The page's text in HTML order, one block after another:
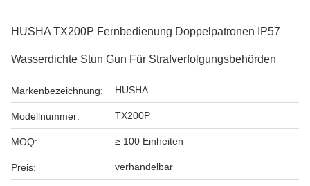
HUSHA TX200P Fernbedienung Doppelpatronen IP57
Wasserdichte Stun Gun Für Strafverfolgungsbehörden
Markenbezeichnung: HUSHA
Modellnummer: TX200P
MOQ: ≥ 100 Einheiten
Preis: verhandelbar